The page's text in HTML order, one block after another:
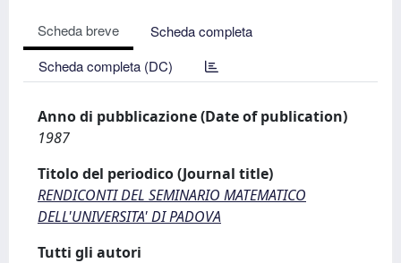
Scheda breve
Scheda completa
Scheda completa (DC)
Anno di pubblicazione (Date of publication)
1987
Titolo del periodico (Journal title)
RENDICONTI DEL SEMINARIO MATEMATICO
DELL'UNIVERSITA' DI PADOVA
Tutti gli autori